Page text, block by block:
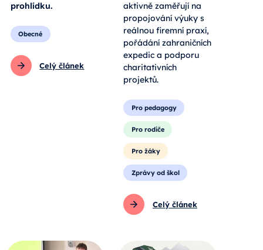
prohlídku.
Obecné
Celý článek
aktivně zaměřují na
propojování výuky s
reálnou firemní praxí,
pořádání zahraničních
expedic a podporu
charitativních
projektů.
Pro pedagogy
Pro rodiče
Pro žáky
Zprávy od škol
Celý článek